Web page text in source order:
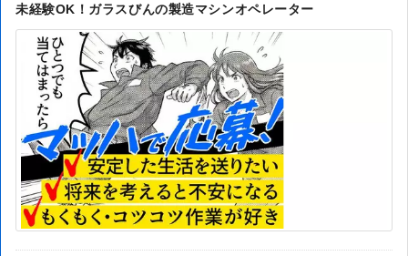
未経験OK！ガラスびんの製造マシンオペレーター